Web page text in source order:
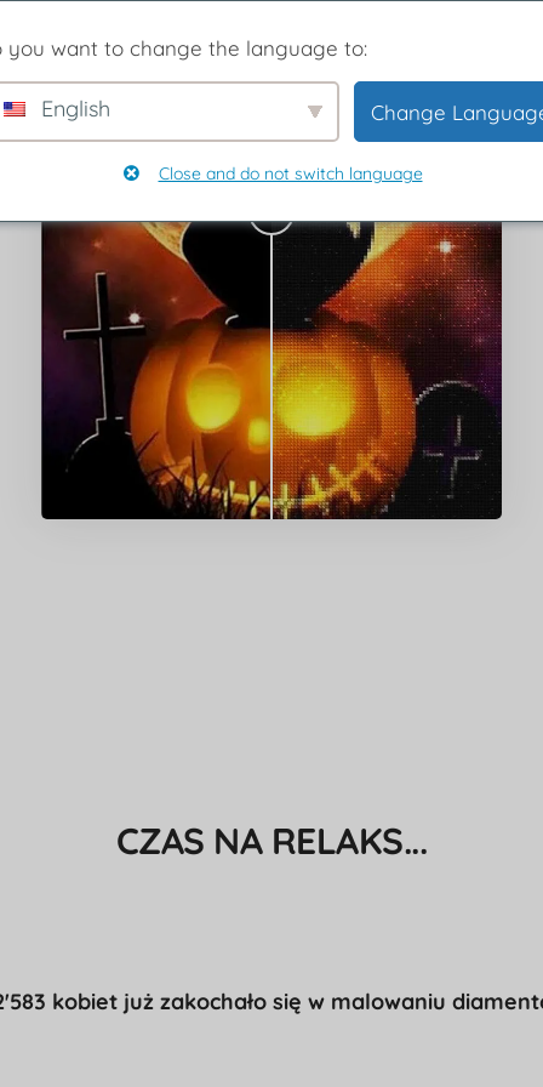
CZAS NA RELAKS...
kobiet już zakochało się w malowaniu
you want to change the language to:
English Change
Close and do not switch language